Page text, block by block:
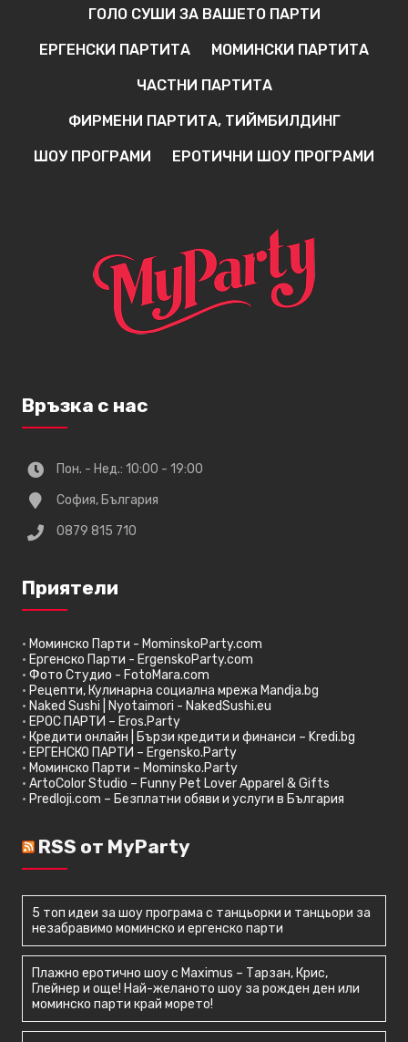
ГОЛО СУШИ ЗА ВАШЕТО ПАРТИ
ЕРГЕНСКИ ПАРТИТА МОМИНСКИ ПАРТИТА
ЧАСТНИ ПАРТИТА
ФИРМЕНИ ПАРТИТА, ТИЙМБИЛДИНГ
ШОУ ПРОГРАМИ ЕРОТИЧНИ ШОУ ПРОГРАМИ
Връзка с нас
Пон. - Нед.: 10:00 - 19:00
София, България
0879 815 710
Приятели
• Моминско Парти - MominskoParty.com
• Ергенско Парти - ErgenskoParty.com
•Фото Студио - FotoMara.com
• Рецепти, Кулинарна социална мрежа Mandja.bg
• Naked Sushi | Nyotaimori - NakedSushi.eu
• ЕРОС ПАРТИ – Eros.Party
• Кредити онлайн | Бързи кредити и финанси – Kredi.bg
• ЕРГЕНСКО ПАРТИ – Ergensko.Party
• Моминско Парти – Mominsko.Party
•ArtoColor Studio – Funny Pet Lover Apparel & Gifts
• Predloji.com – Безплатни обяви и услуги в България
RSS от MyParty
5 топ идеи за шоу програма с танцьорки и танцьори за
незабравимо моминско и ергенско парти
Плажно еротично шоу с Maximus – Тарзан, Крис,
Глейнер и още! Най-желаното шоу за рожден ден или
моминско парти край морето!